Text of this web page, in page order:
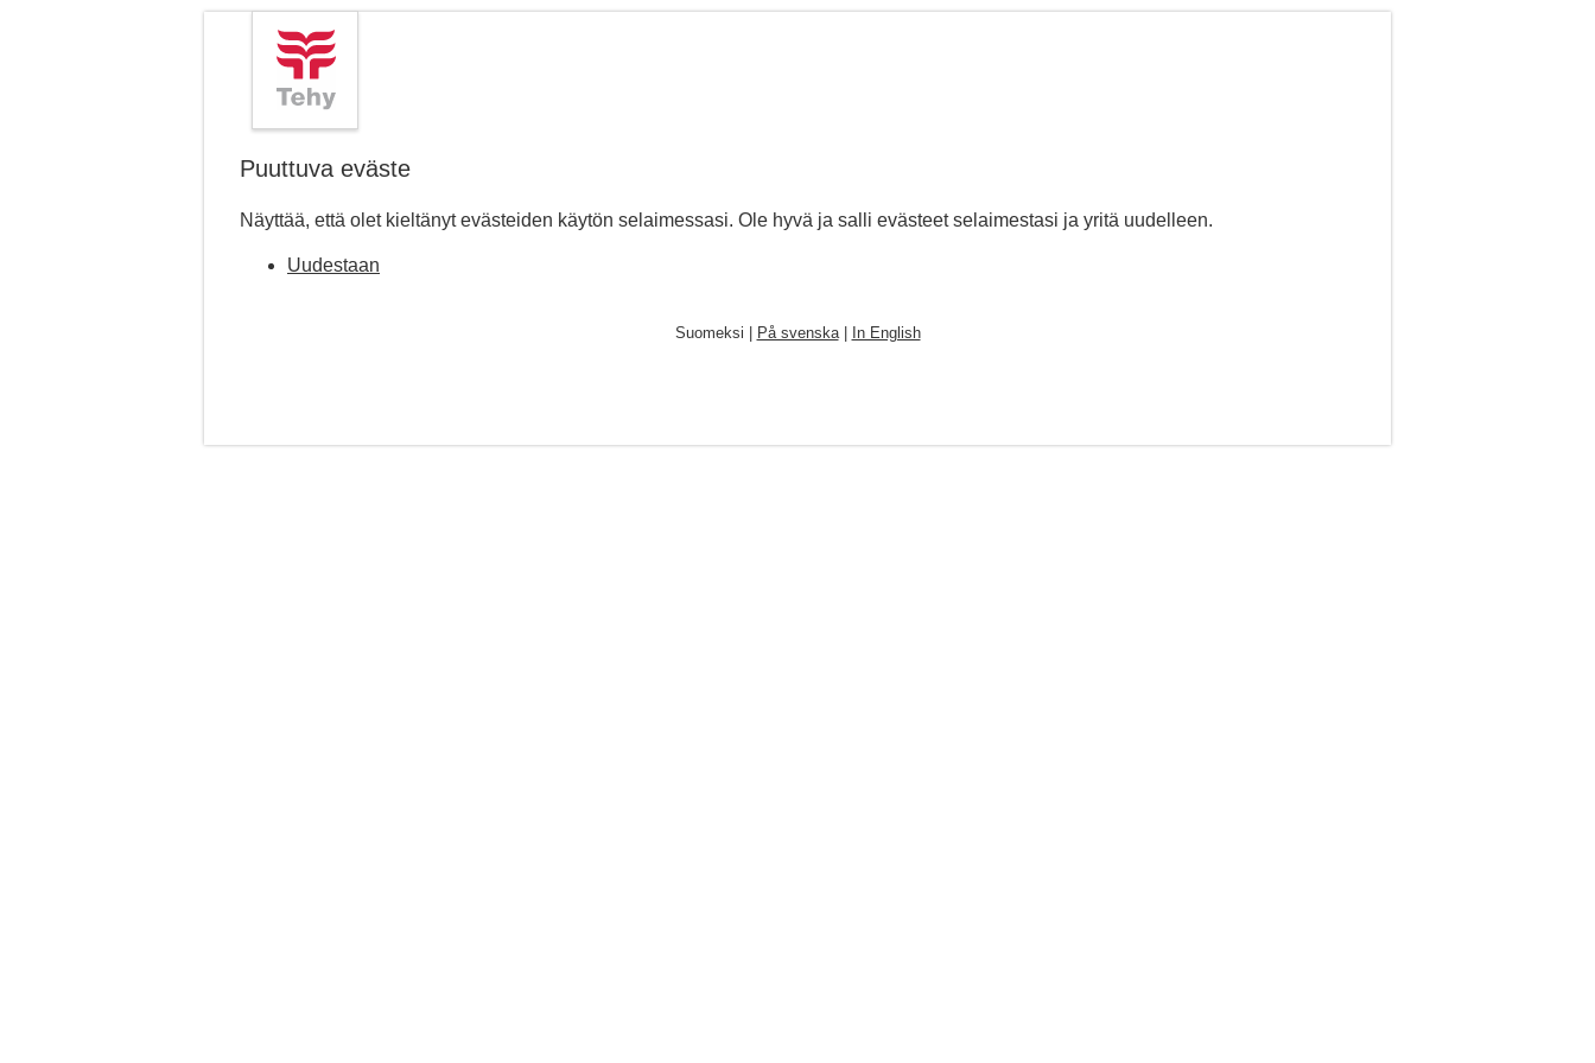
Puuttuva eväste
Näyttää, että olet kieltänyt evästeiden käytön selaimessasi. Ole hyvä ja salli evästeet selaimestasi ja yritä uudelleen.
Uudestaan
Suomeksi | På svenska| In English